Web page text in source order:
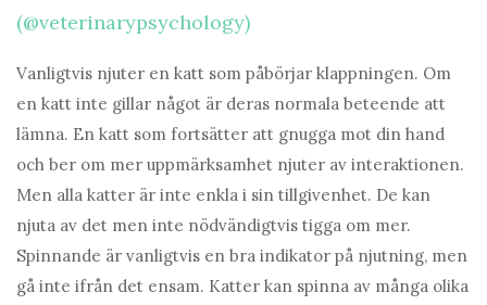
(@veterinarypsychology)
Vanligtvis njuter en katt som påbörjar klappningen. Om
en katt inte gillar något är deras normala beteende att
lämna. En katt som fortsätter att gnugga mot din hand
och ber om mer uppmärksamhet njuter av interaktionen.
Men alla katter är inte enkla i sin tillgivenhet. De kan
njuta av det men inte nödvändigtvis tigga om mer.
Spinnande är vanligtvis en bra indikator på njutning, men
gå inte ifrån det ensam. Katter kan spinna av många olika